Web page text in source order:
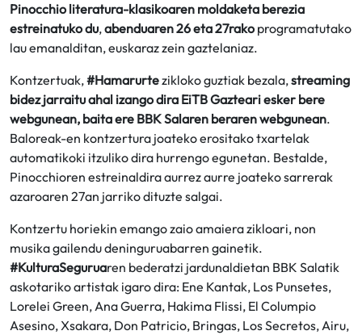
Pinocchio literatura-klasikoaren moldaketa berezia
estreinatuko du,abenduaren 26 eta 27rakoprogramatutako
lau emanalditan, euskaraz zein gaztelaniaz.
Kontzertuak,#Hamarurtezikloko guztiak bezala,streaming
bidez jarraitu ahal izango dira EiTB Gazteari esker bere
webgunean, baita ere BBK Salaren beraren webgunean.
Baloreak-en kontzertura joateko erositako txartelak
automatikoki itzuliko dira hurrengo egunetan. Bestalde,
Pinocchioren estreinaldira aurrez aurre joateko sarrerak
azaroaren 27an jarriko dituzte salgai.
Kontzertu horiekin emango zaio amaiera zikloari, non
musika gailendu deninguruabarren gainetik.
#KulturaSeguruaren bederatzi jardunaldietan BBK Salatik
askotariko artistak igaro dira: Ene Kantak, Los Punsetes,
Lorelei Green, Ana Guerra, Hakima Flissi, El Columpio
Asesino, Xsakara, Don Patricio, Bringas, Los Secretos, Airu,